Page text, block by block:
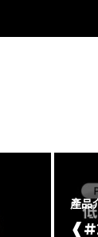
產品